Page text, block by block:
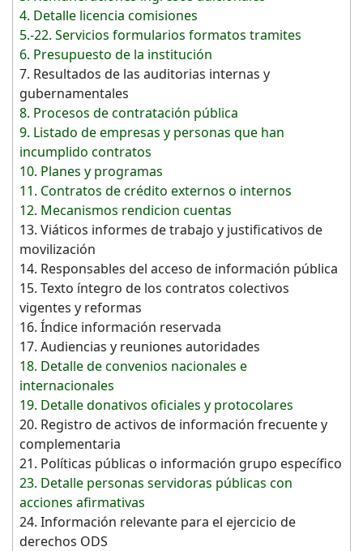
4. Detalle licencia comisiones
5.-22. Servicios formularios formatos tramites
6. Presupuesto de la institución
7. Resultados de las auditorias internas y
gubernamentales
8. Procesos de contratación pública
9. Listado de empresas y personas que han
incumplido contratos
10. Planes y programas
11. Contratos de crédito externos o internos
12. Mecanismos rendicion cuentas
13. Viáticos informes de trabajo y justificativos de
movilización
14. Responsables del acceso de información pública
15. Texto íntegro de los contratos colectivos
vigentes y reformas
16. Índice información reservada
17. Audiencias y reuniones autoridades
18. Detalle de convenios nacionales e
internacionales
19. Detalle donativos oficiales y protocolares
20. Registro de activos de información frecuente y
complementaria
21. Políticas públicas o información grupo específico
23. Detalle personas servidoras públicas con
acciones afirmativas
24. Información relevante para el ejercicio de
derechos ODS